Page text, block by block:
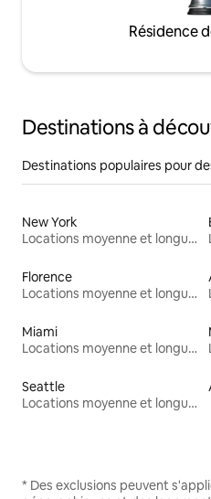
Résidence
Destinations à
Destinations populaires pour
New York
Locations moyenne et longue durée
Florence
Locations moyenne et longue durée
Miami
Locations moyenne et longue durée
Seattle
Locations moyenne et longue durée
* Des exclusions peuvent